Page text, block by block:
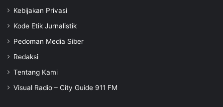
Kebijakan Privasi
Kode Etik Jurnalistik
Pedoman Media Siber
Redaksi
Tentang Kami
Visual Radio – City Guide 911 FM